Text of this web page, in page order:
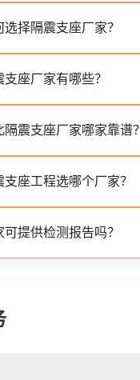
选择隔震支座厂家？
支座厂家有哪些？
隔震支座厂家哪家靠谱？
支座工程选哪个厂家？
可提供检测报告吗？